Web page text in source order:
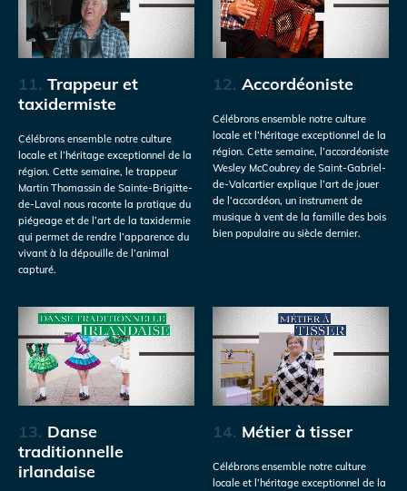
11. Trappeur et
taxidermiste
Célébrons ensemble notre culture
locale et l’héritage exceptionnel de la
région. Cette semaine, le trappeur
Martin Thomassin de Sainte-Brigitte-
de-Laval nous raconte la pratique du
piégeage et de l’art de la taxidermie
qui permet de rendre l’apparence du
vivant à la dépouille de l’animal
capturé.
12. Accordéoniste
Célébrons ensemble notre culture
locale et l’héritage exceptionnel de la
région. Cette semaine, l’accordéoniste
Wesley McCoubrey de Saint-Gabriel-
de-Valcartier explique l’art de jouer
de l’accordéon, un instrument de
musique à vent de la famille des bois
bien populaire au siècle dernier.
13. Danse
traditionnelle
irlandaise
14. Métier à tisser
Célébrons ensemble notre culture
locale et l’héritage exceptionnel de la